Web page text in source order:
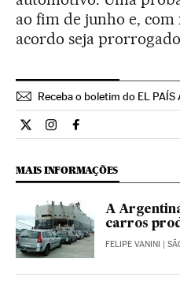
ao fim de junho e, com
acordo seja
Receba o boletim do EL PAÍS
Economia El País Brasil en
Economia El País Brasil
Economia El País
MAIS INFORMAÇÕES
A
carros
FELIPE VANINI |